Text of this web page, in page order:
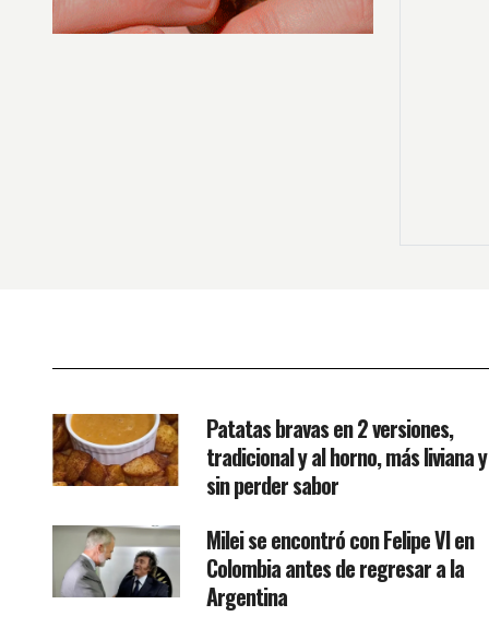
Patatas bravas en 2 versiones,
tradicional y al horno, más liviana y
sin perder sabor
Milei se encontró con Felipe VI en
Colombia antes de regresar a la
Argentina